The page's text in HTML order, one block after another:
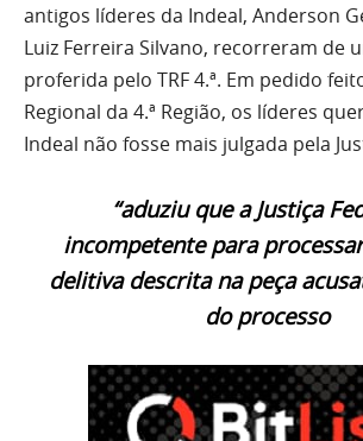
antigos líderes da Indeal, Anderson
Luiz Ferreira Silvano, recorreram de
proferida pelo TRF 4.ª. Em pedido
Regional da 4.ª Região, os líderes
Indeal não fosse mais julgada pela
“aduziu que a Justiça
incompetente para
delitiva descrita na peça
do processo